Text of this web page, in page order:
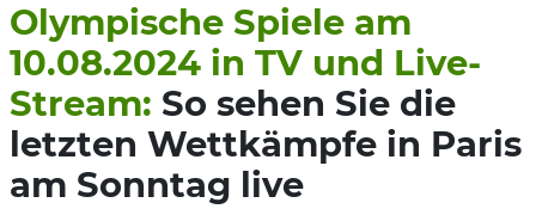
Olympische Spiele am
10.08.2024 in TV und Live-
Stream: So sehen Sie die
letzten Wettkämpfe in Paris
am Sonntag live